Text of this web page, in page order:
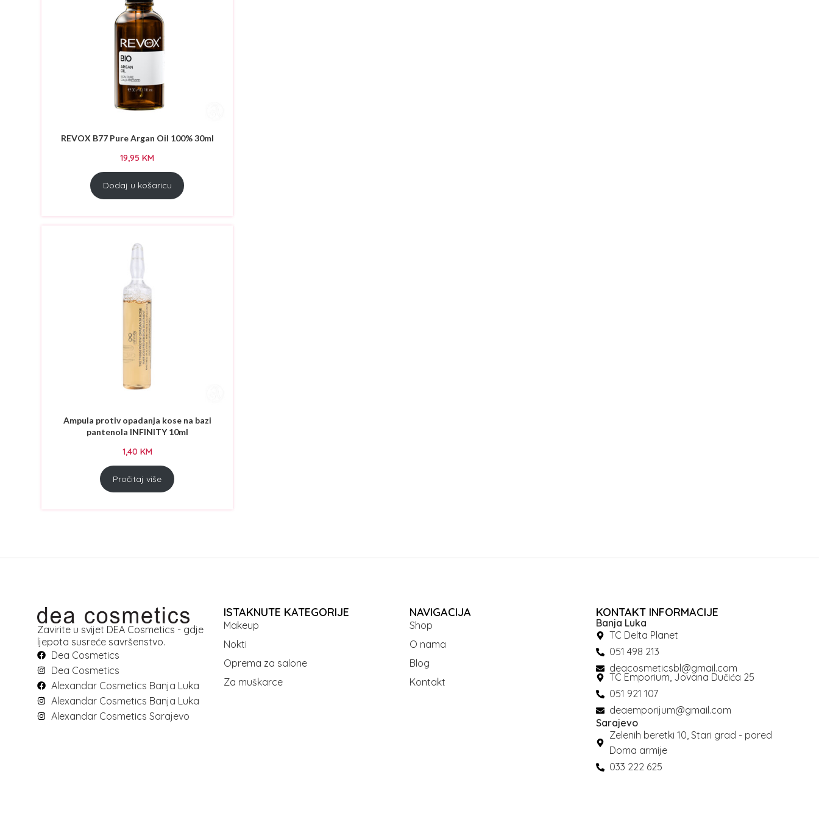
REVOX B77 Pure Argan Oil 100% 30ml
19,95 KM
Dodaj u košaricu
Ampula protiv opadanja kose na bazi
pantenola INFINITY 10ml
1,40 KM
Pročitaj više
Zavirite u svijet DEA Cosmetics - gdje
ljepota susreće savršenstvo.
Dea Cosmetics
Dea Cosmetics
Alexandar Cosmetics Banja Luka
Alexandar Cosmetics Banja Luka
Alexandar Cosmetics Sarajevo
ISTAKNUTE KATEGORIJE
Makeup
Nokti
Oprema za salone
Za muškarce
NAVIGACIJA
Shop
O nama
Blog
Kontakt
KONTAKT INFORMACIJE
Banja Luka
TC Delta Planet
051 498 213
deacosmeticsbl@gmail.com
TC Emporium, Jovana Dučića 25
051 921 107
deaemporijum@gmail.com
Sarajevo
Zelenih beretki 10, Stari grad - pored
Doma armije
033 222 625